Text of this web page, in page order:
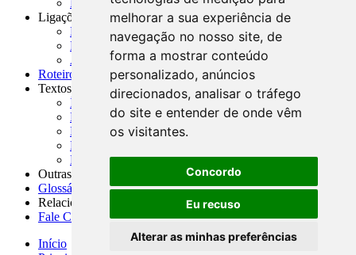
melhorar a sua experiência de
navegação no nosso site, de
forma a mostrar conteúdo
personalizado, anúncios
direcionados, analisar o tráfego
do site e entender de onde vêm
os visitantes.
Concordo
Eu recuso
Alterar as minhas preferências
Ligações Externas
Links Úteis
Presidência da República
Agências Nacionais Reguladoras
Roteiros para Estudos
Textos
Índice de Textos
Editorial
Monografias
Na Imprensa
Fórum de Discussão
Outras ferramentas
Glossário
Relacionamento
Fale Conosco
Início